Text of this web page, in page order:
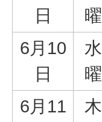
日
曜
6月10
日
水
曜
6月11
木